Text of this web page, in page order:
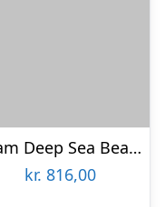
Team Deep Sea Beachbeast Surf 14′ 100-250gr – Pirkestang
kr. 816,00